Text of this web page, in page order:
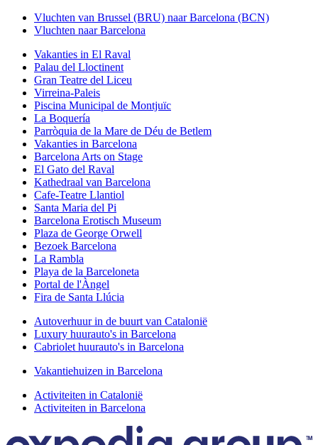
Vluchten van Brussel (BRU) naar Barcelona (BCN)
Vluchten naar Barcelona
Vakanties in El Raval
Palau del Lloctinent
Gran Teatre del Liceu
Virreina-Paleis
Piscina Municipal de Montjuïc
La Boquería
Parròquia de la Mare de Déu de Betlem
Vakanties in Barcelona
Barcelona Arts on Stage
El Gato del Raval
Kathedraal van Barcelona
Cafe-Teatre Llantiol
Santa Maria del Pi
Barcelona Erotisch Museum
Plaza de George Orwell
Bezoek Barcelona
La Rambla
Playa de la Barceloneta
Portal de l'Àngel
Fira de Santa Llúcia
Autoverhuur in de buurt van Catalonië
Luxury huurauto's in Barcelona
Cabriolet huurauto's in Barcelona
Vakantiehuizen in Barcelona
Activiteiten in Catalonië
Activiteiten in Barcelona